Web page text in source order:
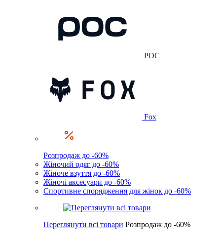
POC
Fox
Розпродаж до -60%
Жіночий одяг до -60%
Жіноче взуття до -60%
Жіночі аксесуари до -60%
Спортивне спорядження для жінок до -60%
Переглянути всі товари Розпродаж до -60%